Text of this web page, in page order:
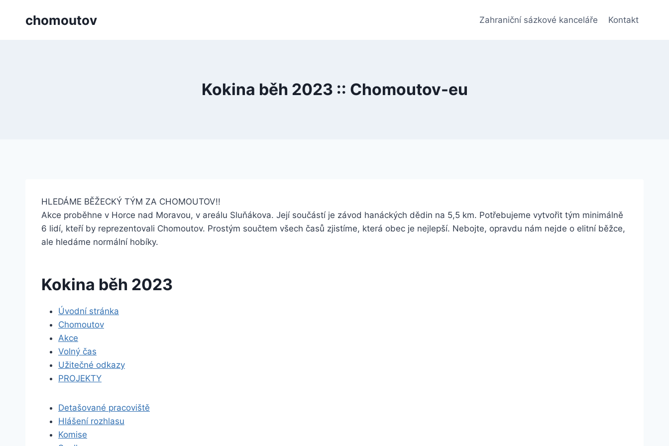
chomoutov Zahraniční sázkové kanceláře Kontakt
Kokina běh 2023 :: Chomoutov-eu
HLEDÁME BĚŽECKÝ TÝM ZA CHOMOUTOV!!
Akce proběhne v Horce nad Moravou, v areálu Sluňákova. Její součástí je závod hanáckých dědin na 5,5 km. Potřebujeme vytvořit tým minimálně
6 lidí, kteří by reprezentovali Chomoutov. Prostým součtem všech časů zjistíme, která obec je nejlepší. Nebojte, opravdu nám nejde o elitní běžce,
ale hledáme normální hobíky.
Kokina běh 2023
Úvodní stránka
Chomoutov
Akce
Volný čas
Užitečné odkazy
PROJEKTY
Detašované pracoviště
Hlášení rozhlasu
Komise